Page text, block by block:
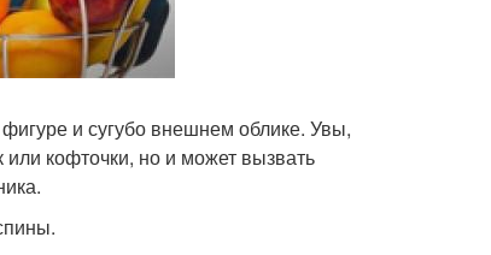
и сугубо внешнем облике. Увы,
кофточки, но и может вызвать